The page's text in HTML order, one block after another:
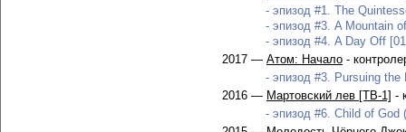
- эпизод #1. The
- эпизод #3. A Mountain
- эпизод #4. A Day Off
2017 — Атом: Начало -
- эпизод #3. Pursuing
2016 — Мартовский лев [ТВ-1] -
- эпизод #6. Child of God